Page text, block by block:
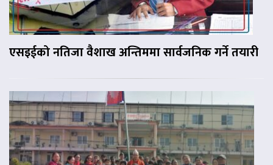
एसइईको नतिजा वैशाख अन्तिममा सार्वजनिक गर्ने तयारी